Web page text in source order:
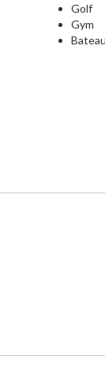
Golf
Gym
Bateau